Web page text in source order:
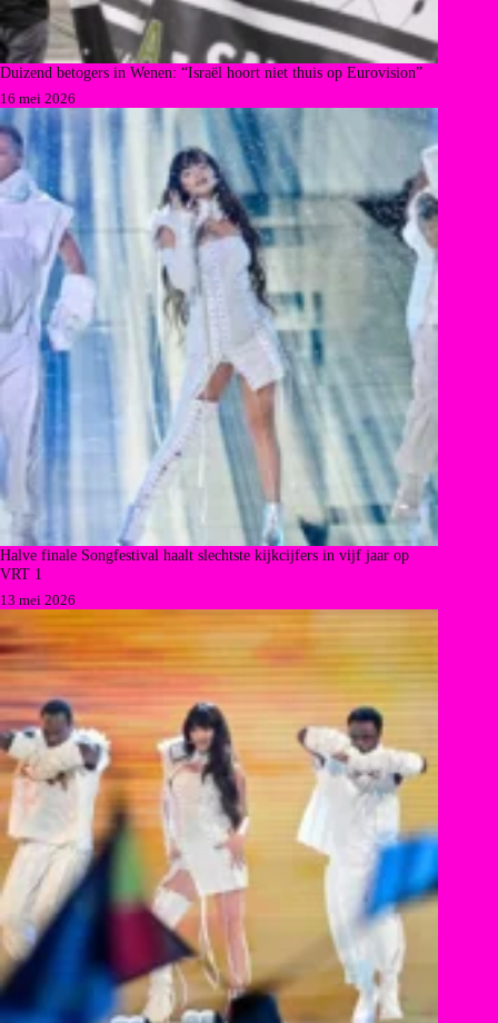
Duizend betogers in Wenen: “Israël hoort niet thuis op Eurovision”
16 mei 2026
Halve finale Songfestival haalt slechtste kijkcijfers in vijf jaar op
VRT 1
13 mei 2026